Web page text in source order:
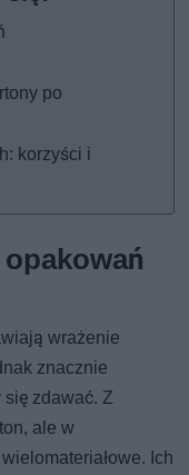
po
korzyści i
wrażenie
znacznie
zdawać. Z
ale w
Ich